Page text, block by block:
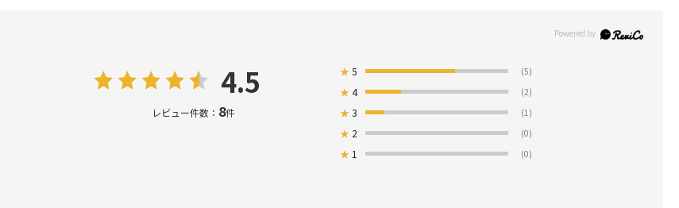
4.5
レビュー件数： 8件
★5 (5)
★4 (2)
★3 (1)
★ 2 (0)
★ 1 (0)